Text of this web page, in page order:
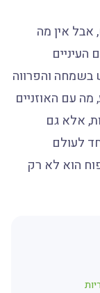
אין מה
והפרווה
עם האוזניים
אלא גם
לעולם
הוא לא רק